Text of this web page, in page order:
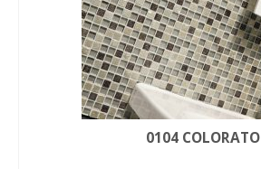
0104 COLORATO